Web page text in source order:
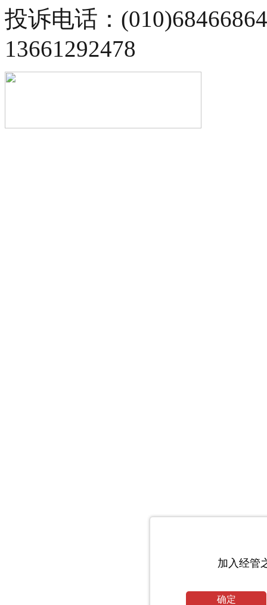
加入经管
确定
投诉电话：
13661292478